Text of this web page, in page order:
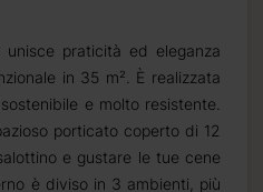
praticità ed eleganza
in 35 m². È realizzata
e molto resistente.
porticato coperto di 12
e gustare le tue cene
è diviso in 3 ambienti, più